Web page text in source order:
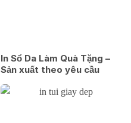
In Sổ Da Làm Quà Tặng –
Sản xuất theo yêu cầu